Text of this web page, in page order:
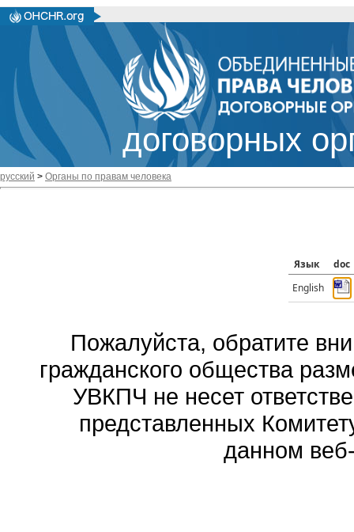
договорных
русский > Органы по правам человека
Язык
doc
English
Пожалуйста, обратите
гражданского общества
УВКПЧ не несет
представленных
данном